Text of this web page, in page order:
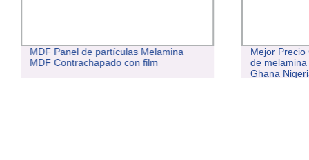
MDF Panel de partículas Melamina
MDF Contrachapado con film
Mejor Precio
de
Ghana